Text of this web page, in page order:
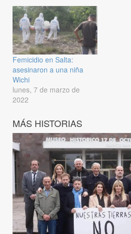
Femicidio en Salta:
asesinaron a una niña
Wichi
lunes, 7 de marzo de
2022
MÁS HISTORIAS